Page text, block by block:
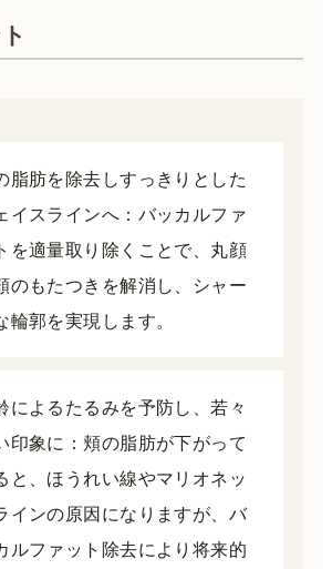
脂肪を除去しすっきりとした
イスラインへ：バッカルファ
を適量取り除くことで、丸顔
のもたつきを解消し、シャー
輪郭を実現します。
によるたるみを予防し、若々
印象に：頬の脂肪が下がって
と、ほうれい線やマリオネッ
インの原因になりますが、バ
ルファット除去により将来的